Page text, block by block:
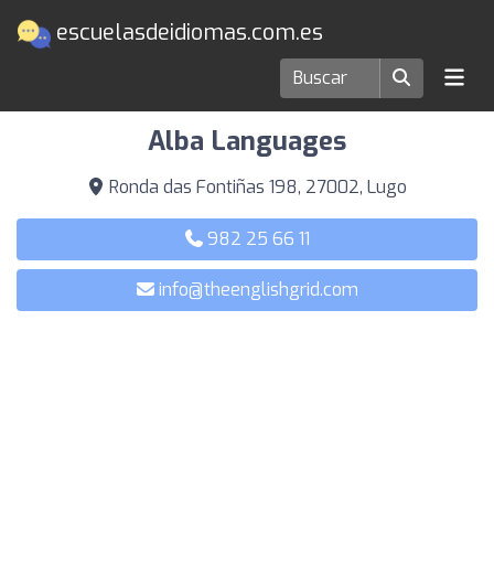
escuelasdeidiomas.com.es
Escuelas de idiomas en Lugo
Alba Languages
Ronda das Fontiñas 198, 27002, Lugo
982 25 66 11
info@theenglishgrid.com